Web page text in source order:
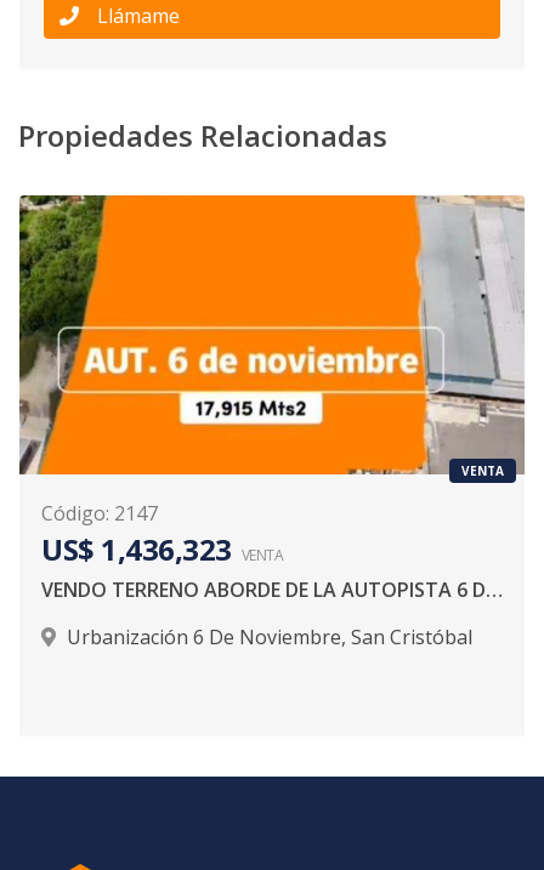
Llámame
Propiedades Relacionadas
VENTA
Código: 2147
US$ 1,436,323 VENTA
VENDO TERRENO ABORDE DE LA AUTOPISTA 6 DE NOVIEMBRE
Urbanización 6 De Noviembre, San Cristóbal